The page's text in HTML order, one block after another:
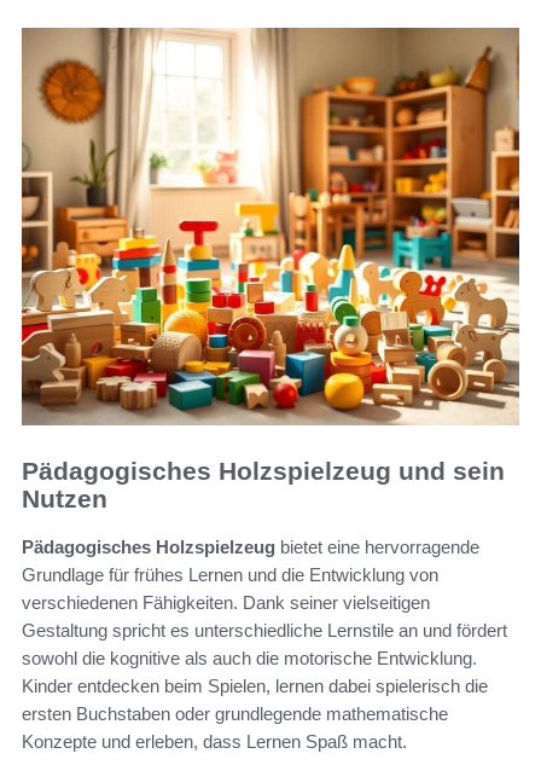
Pädagogisches Holzspielzeug und sein
Nutzen
Pädagogisches Holzspielzeug bietet eine hervorragende
Grundlage für frühes Lernen und die Entwicklung von
verschiedenen Fähigkeiten. Dank seiner vielseitigen
Gestaltung spricht es unterschiedliche Lernstile an und fördert
sowohl die kognitive als auch die motorische Entwicklung.
Kinder entdecken beim Spielen, lernen dabei spielerisch die
ersten Buchstaben oder grundlegende mathematische
Konzepte und erleben, dass Lernen Spaß macht.